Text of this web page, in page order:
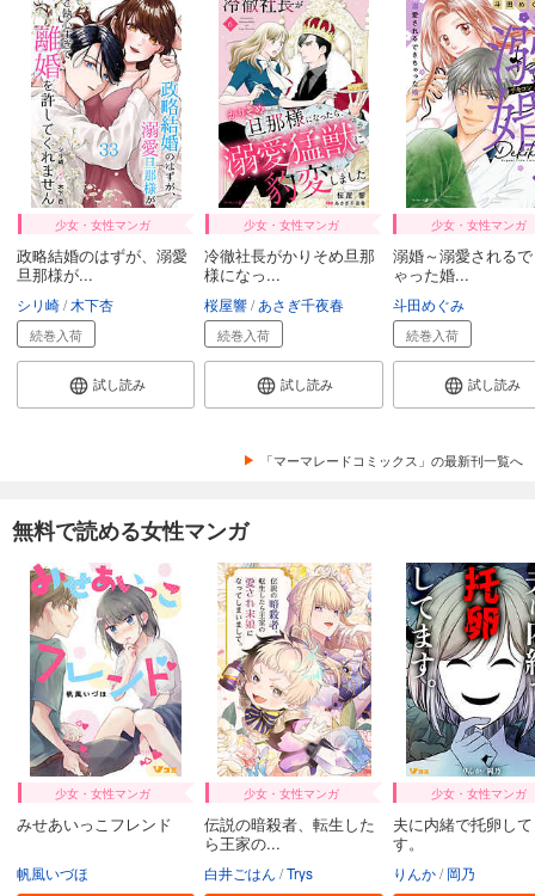
少女・女性マンガ
政略結婚のはずが、溺愛
旦那様が...
シリ崎 木下杏
続巻入荷
試し読み
少女・女性マンガ
冷徹社長がかりそめ旦那
様になっ...
桜屋響 あさぎ千夜春
続巻入荷
試し読み
少女・女性マンガ
溺婚～溺愛される
ゃった婚...
斗田めぐみ
続巻入荷
試し読み
「マーマレードコミックス」の最新刊一覧へ
無料で読める女性マンガ
少女・女性マンガ
みせあいっこフレンド
帆風いづほ
少女・女性マンガ
伝説の暗殺者、転生した
ら王家の...
白井ごはん Trys
少女・女性マンガ
夫に内緒で托卵し
す。
りんか 岡乃